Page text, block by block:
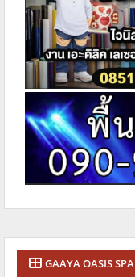
GAAYA OASIS SPA